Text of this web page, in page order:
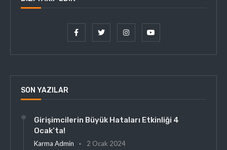
SON YAZILAR
Girişimcilerin Büyük Hataları Etkinliği 4
Ocak’ta!
Karma Admin 2 Ocak 2024